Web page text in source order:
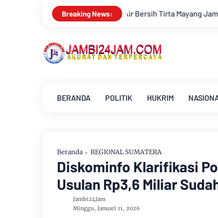
Breaking News:
Air Bersih Tirta Mayang Jambi Keruh Kapolda Jambi
BERANDA POLITIK HUKRIM
Beranda REGIONAL SUMATERA
Diskominfo Klarifikasi
Usulan Rp3,6 Miliar
Jambi24Jam
Minggu, Januari 11, 2026